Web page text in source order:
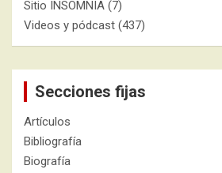
Sitio INSOMNIA (7)
Videos y pódcast (437)
Secciones fijas
Artículos
Bibliografía
Biografía